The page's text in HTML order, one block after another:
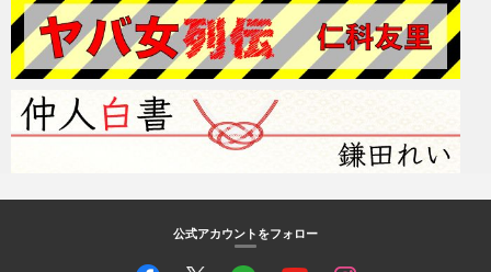
公式アカウントをフォロー